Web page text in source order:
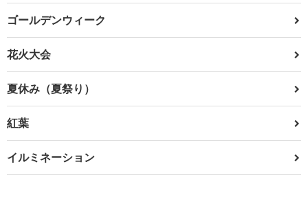
ゴールデンウィーク
花火大会
夏休み（夏祭り）
紅葉
イルミネーション